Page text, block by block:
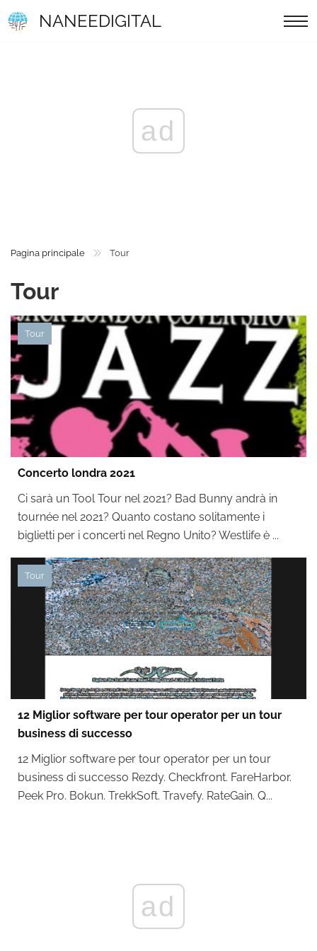
NANEEDIGITAL
ad
Pagina principale Tour
Tour
Tour
Concerto londra 2021
Ci sarà un Tool Tour nel 2021? Bad Bunny andrà in
tournée nel 2021? Quanto costano solitamente i
biglietti per i concerti nel Regno Unito? Westlife è ...
Tour
12 Miglior software per tour operator per un tour
business di successo
12 Miglior software per tour operator per un tour
business di successo Rezdy. Checkfront. FareHarbor.
Peek Pro. Bokun. TrekkSoft. Travefy. RateGain. Q...
ad